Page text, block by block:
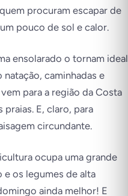
procuram escapar de
pouco de sol e calor.
ensolarado o tornam ideal
caminhadas e
para a região da Costa
praias. E, claro, para
circundante.
ocupa uma grande
e os legumes de alta
ainda melhor! E